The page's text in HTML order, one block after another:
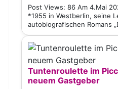
Post Views: 86 Am 4.Mai
*1955 in Westberlin, seine
autobiografischen Romans
Tuntenroulette im
neuem Gastgeber